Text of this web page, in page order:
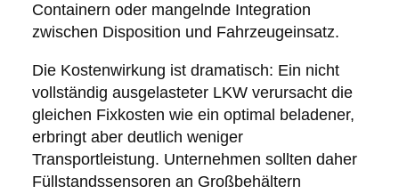
Containern oder mangelnde Integration
zwischen Disposition und Fahrzeugeinsatz.
Die Kostenwirkung ist dramatisch: Ein nicht
vollständig ausgelasteter LKW verursacht die
gleichen Fixkosten wie ein optimal beladener,
erbringt aber deutlich weniger
Transportleistung. Unternehmen sollten daher
Füllstandssensoren an Großbehältern